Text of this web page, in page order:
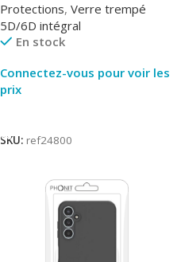
Protections, Verre trempé
5D/6D intégral
En stock
Connectez-vous pour voir les
prix
SKU: ref24800